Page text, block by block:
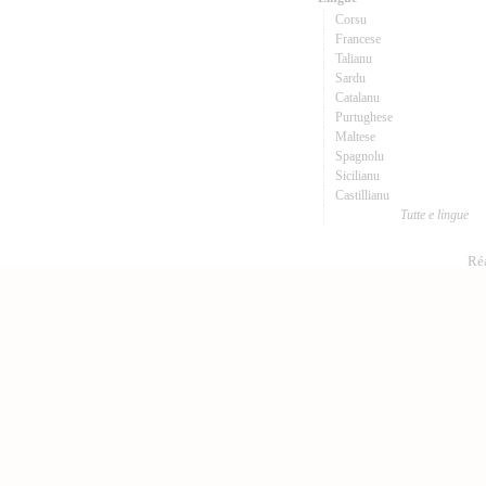
Corsu
Francese
Talianu
Sardu
Catalanu
Purtughese
Maltese
Spagnolu
Sicilianu
Castillianu
Tutte e lingue